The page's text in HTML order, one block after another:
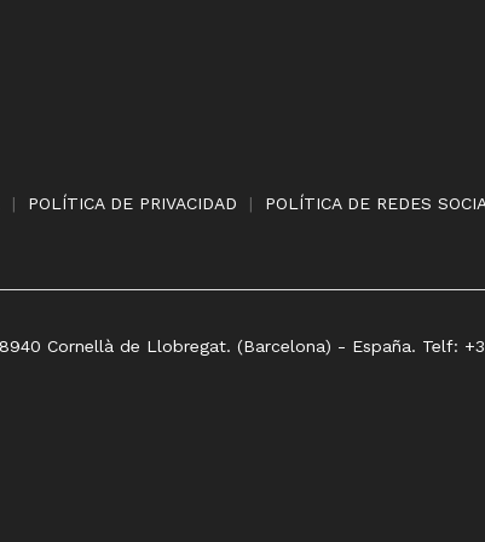
| POLÍTICA DE PRIVACIDAD | POLÍTICA DE REDES
Cornellà de Llobregat. (Barcelona) - España. Telf: